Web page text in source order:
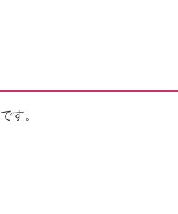
す。